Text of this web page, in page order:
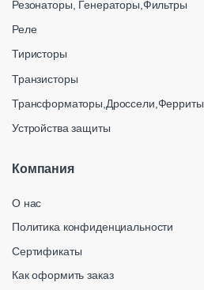
Резонаторы, Генераторы,Фильтры
Реле
Тиристоры
Транзисторы
Трансформаторы,Дроссели,Ферриты
Устройства защиты
Компания
О нас
Политика конфиденциальности
Сертификаты
Как оформить заказ